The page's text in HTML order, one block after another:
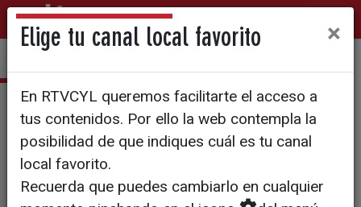
Grana y oro
Elige tu canal local favorito ×
En RTVCYL queremos facilitarte el acceso a
tus contenidos. Por ello la web contempla la
posibilidad de que indiques cuál es tu canal
local favorito.
Recuerda que puedes cambiarlo en cualquier